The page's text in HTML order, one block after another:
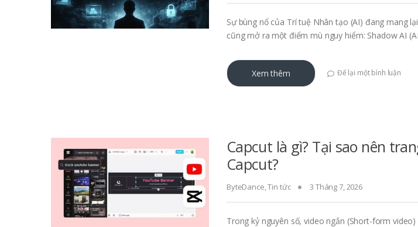
Sự bùng nổ của Trí tuệ Nhân tạo (AI) đang mang
cũng mở ra một điểm mù nguy hiểm: Shadow AI (AI
Xem thêm Để lại một bình luận
Capcut là gì? Tại sao nên
Capcut?
ByteDance,Tin tức 3 Tháng 7, 2026
Trong kỷ nguyên số, video ngắn (Short-form